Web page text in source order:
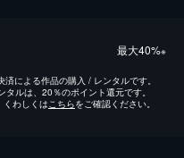
最⼤40%※
による作品の購入 / レンタルです。
ルは、20％のポイント還元です。
くわしくはこちらをご確認ください。